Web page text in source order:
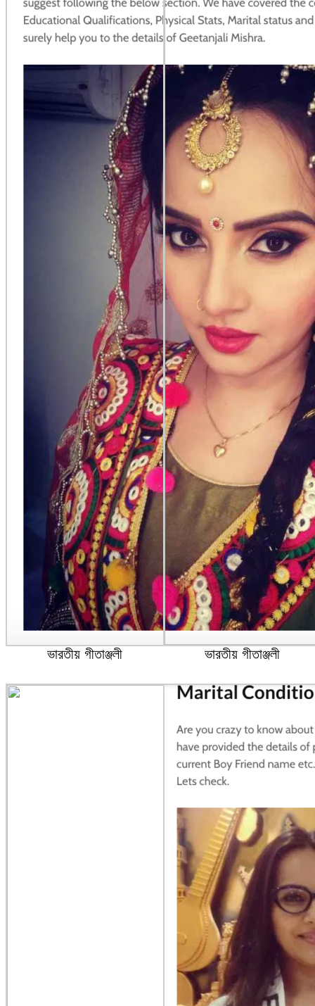
ভারতীয় গীতাঞ্জলী ভারতীয় গীতাঞ্জলী